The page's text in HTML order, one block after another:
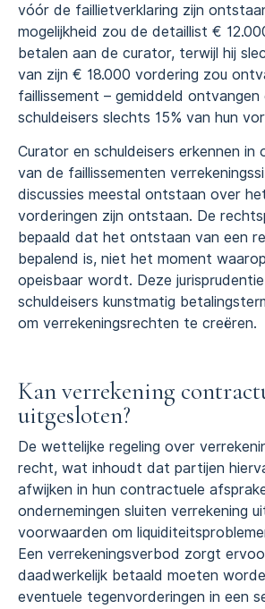
vóór de faillietverklaring zijn
mogelijkheid zou de detaillist €
betalen aan de curator, terwijl hij
van zijn € 18.000 vordering zou
faillissement – gemiddeld
schuldeisers slechts 15% van hun
Curator en schuldeisers erkennen in
van de faillissementen
discussies meestal ontstaan over
vorderingen zijn ontstaan. De
bepaald dat het ontstaan van een
bepalend is, niet het moment
opeisbaar wordt. Deze
schuldeisers kunstmatig
om verrekeningsrechten te creëren.
Kan verrekening
uitgesloten?
De wettelijke regeling over
recht, wat inhoudt dat partijen
afwijken in hun contractuele
ondernemingen sluiten verrekening
voorwaarden om
Een verrekeningsverbod zorgt
daadwerkelijk betaald moeten
eventuele tegenvorderingen in een